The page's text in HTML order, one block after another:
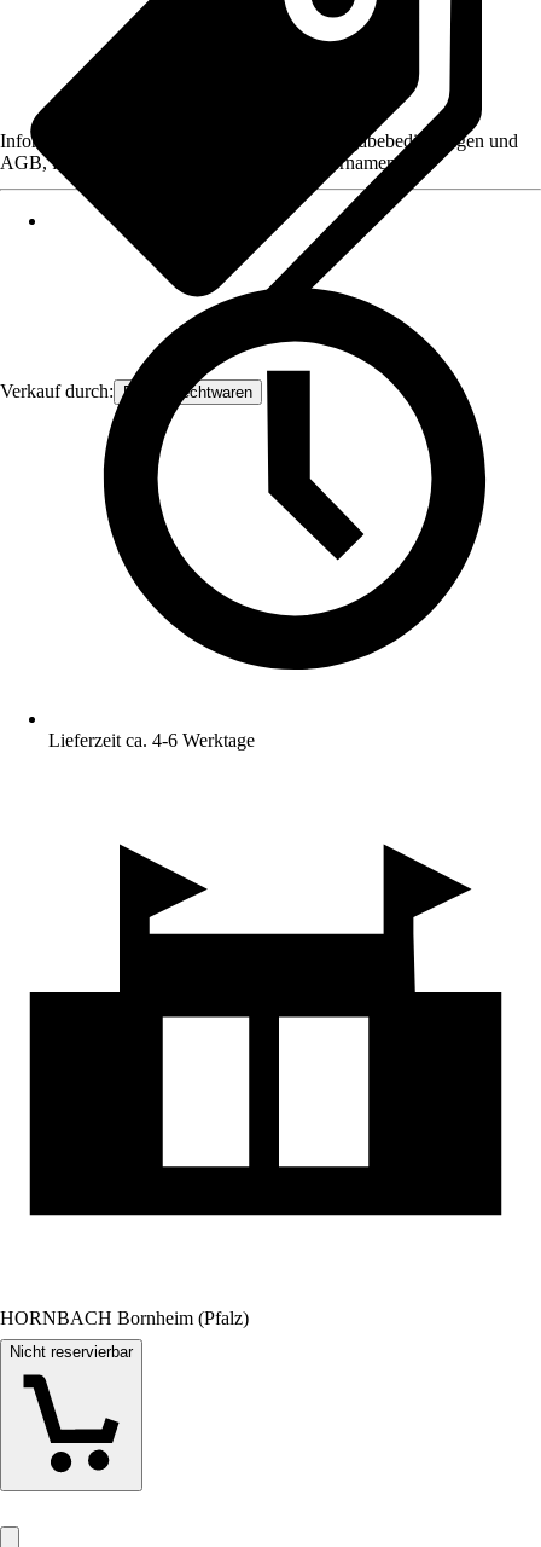
Verkauf durch: Frank Flechtwaren
Informationen des Verkäufers, wie z. B. Rückgabebedingungen und
AGB, finden Sie bei Klick auf den Verkäufernamen.
Lieferzeit ca. 4-6 Werktage
HORNBACH Bornheim (Pfalz)
Nicht reservierbar